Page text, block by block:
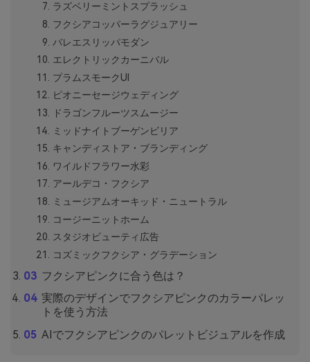
ラズベリーミントスプラッシュ
フクシアコッパーラグジュアリー
バレエスリッパモダン
エレクトリックカーニバル
プラムスモークUI
ピオニーセージウェディング
ドラゴンフルーツスムージー
ミッドナイトブーゲンビリア
キャンディストア・ブランディング
ワイルドフラワー水彩
アールデコ・フクシア
ミュージアムオーキッド・ニュートラル
コージーニットホーム
スタジオビューティ広告
コズミックフクシア・グラデーション
フクシアピンクに合う色は？
実際のデザインでフクシアピンクのカラーパレッ
トを使う方法
AIでフクシアピンクのパレットビジュアルを作成